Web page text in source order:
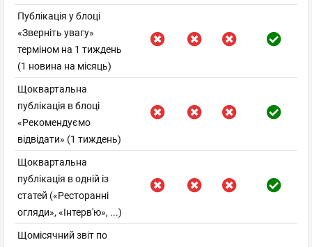
Публікація у блоці
«Зверніть увагу»
терміном на 1 тиждень
(1 новина на місяць)
Щоквартальна
публікація в блоці
«Рекомендуємо
відвідати» (1 тиждень)
Щоквартальна
публікація в одній із
статей («Ресторанні
огляди», «Інтерв'ю», ...)
Щомісячний звіт по